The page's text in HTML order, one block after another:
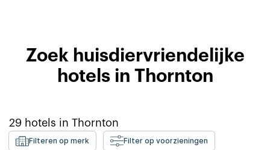
Zoek huisdiervriendelijke
hotels in Thornton
29 hotels in Thornton
Filteren op merk Filter op voorzieningen